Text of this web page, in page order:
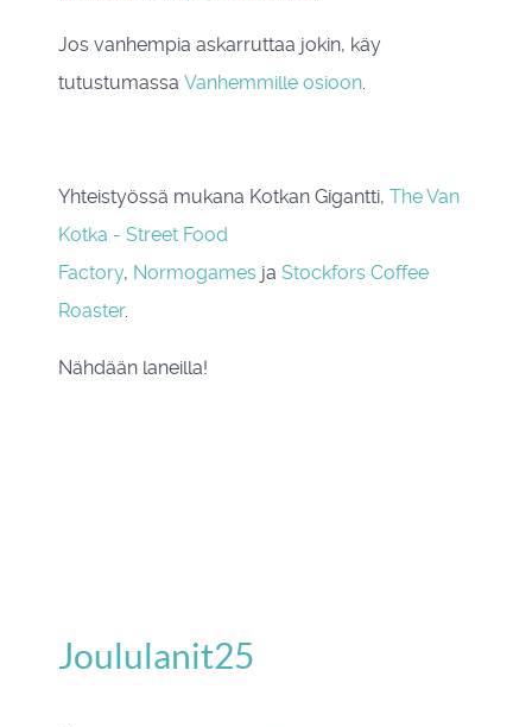
Jos vanhempia askarruttaa jokin, käy
tutustumassa Vanhemmille osioon
Yhteistyössä mukana Kotkan Gigantti, The Van
Kotka - Street Food
Factory, Normogames ja Stockfors Coffee
Roaster.
Nähdään laneilla!
Joululanit25